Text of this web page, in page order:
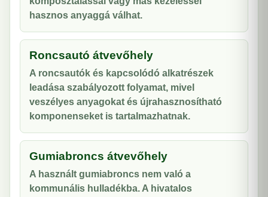
hasznos anyaggá válhat.
Roncsautó átvevőhely
A roncsautók és kapcsolódó alkatrészek
leadása szabályozott folyamat, mivel
veszélyes anyagokat és újrahasznosítható
komponenseket is tartalmazhatnak.
Gumiabroncs átvevőhely
A használt gumiabroncs nem való a
kommunális hulladékba. A hivatalos